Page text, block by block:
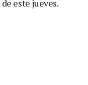
este jueves.